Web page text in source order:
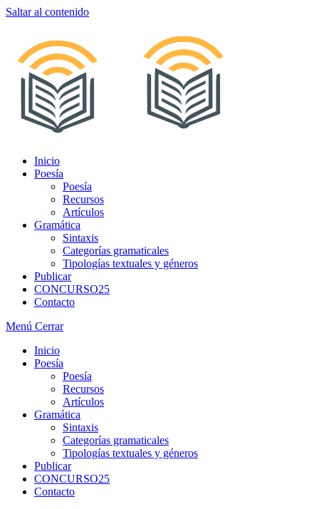
Saltar al contenido
Inicio
Poesía
Poesía
Recursos
Artículos
Gramática
Sintaxis
Categorías gramaticales
Tipologías textuales y géneros
Publicar
CONCURSO25
Contacto
Menú Cerrar
Inicio
Poesía
Poesía
Recursos
Artículos
Gramática
Sintaxis
Categorías gramaticales
Tipologías textuales y géneros
Publicar
CONCURSO25
Contacto